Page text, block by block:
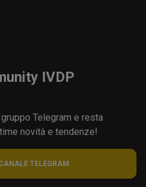
IVDP
Telegram e resta
novità e tendenze!
TELEGRAM